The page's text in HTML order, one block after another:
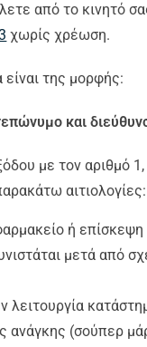
από το κινητό
χωρίς χρέωση.
της μορφής:
και
με τον αριθμό 1,
αιτιολογίες:
ή επίσκεψη
μετά από
λειτουργία
(σούπερ